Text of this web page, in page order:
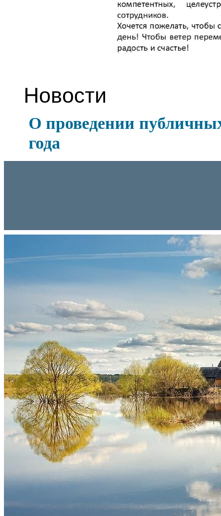
Новости
О проведении
года